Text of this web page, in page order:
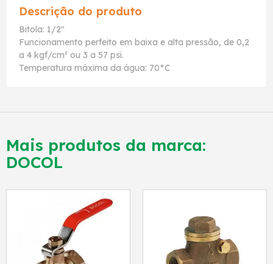
Descrição do produto
Bitola: 1/2"
Funcionamento perfeito em baixa e alta pressão, de 0,2
a 4 kgf/cm² ou 3 a 57 psi.
Temperatura máxima da água: 70°C
Mais produtos da marca:
DOCOL